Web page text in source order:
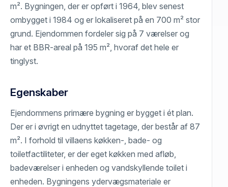
m². Bygningen, der er opført i 1964, blev senest
ombygget i 1984 og er lokaliseret på en 700 m² stor
grund. Ejendommen fordeler sig på 7 værelser og
har et BBR-areal på 195 m², hvoraf det hele er
tinglyst.
Egenskaber
Ejendommens primære bygning er bygget i ét plan.
Der er i øvrigt en udnyttet tagetage, der består af 87
m². I forhold til villaens køkken-, bade- og
toiletfactiliteter, er der eget køkken med afløb,
badeværelser i enheden og vandskyllende toilet i
enheden. Bygningens ydervægsmateriale er